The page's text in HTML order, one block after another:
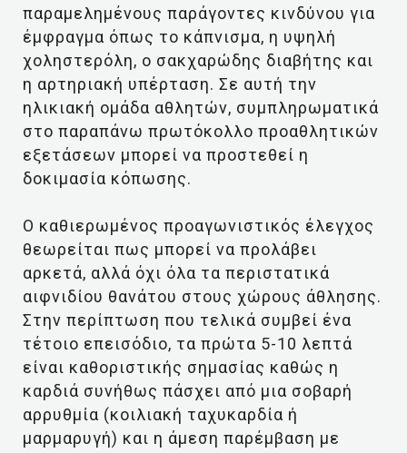
παραμελημένους παράγοντες κινδύνου για
έμφραγμα όπως το κάπνισμα, η υψηλή
χοληστερόλη, ο σακχαρώδης διαβήτης και
η αρτηριακή υπέρταση. Σε αυτή την
ηλικιακή ομάδα αθλητών, συμπληρωματικά
στο παραπάνω πρωτόκολλο προαθλητικών
εξετάσεων μπορεί να προστεθεί η
δοκιμασία κόπωσης.
Ο καθιερωμένος προαγωνιστικός έλεγχος
θεωρείται πως μπορεί να προλάβει
αρκετά, αλλά όχι όλα τα περιστατικά
αιφνιδίου θανάτου στους χώρους άθλησης.
Στην περίπτωση που τελικά συμβεί ένα
τέτοιο επεισόδιο, τα πρώτα 5-10 λεπτά
είναι καθοριστικής σημασίας καθώς η
καρδιά συνήθως πάσχει από μια σοβαρή
αρρυθμία (κοιλιακή ταχυκαρδία ή
μαρμαρυγή) και η άμεση παρέμβαση με